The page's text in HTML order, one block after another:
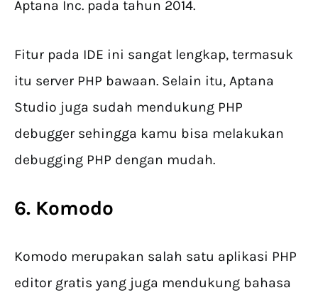
Aptana Inc. pada tahun 2014.
Fitur pada IDE ini sangat lengkap, termasuk
itu server PHP bawaan. Selain itu, Aptana
Studio juga sudah mendukung PHP
debugger sehingga kamu bisa melakukan
debugging PHP dengan mudah.
6. Komodo
Komodo merupakan salah satu aplikasi PHP
editor gratis yang juga mendukung bahasa